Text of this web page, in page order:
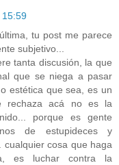
15:59
tu post me parece
subjetivo...
tanta discusión, la que
que se niega a pasar
estética que sea, es un
rechaza acá no es la
porque es gente
de estupideces y
cosa que haga
es luchar contra la